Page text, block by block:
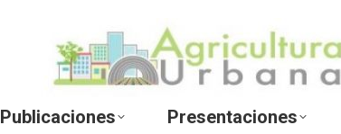
Publicaciones Presentaciones
Información del Proyecto
Galería de Fotos